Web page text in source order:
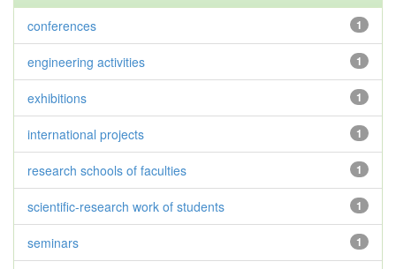
1
conferences
1
engineering activities
1
exhibitions
1
international projects
1
research schools of faculties
1
scientific-research work of students
1
seminars